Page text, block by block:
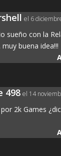
el 6
sueño con la
buena idea!!!
498 el 14
2k Games